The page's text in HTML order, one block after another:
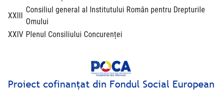
XXIII
Consiliul general al Institutului Român pentru Drepturile
Omului
XXIV Plenul Consiliului Concurenței
Proiect cofinanţat din Fondul Social European